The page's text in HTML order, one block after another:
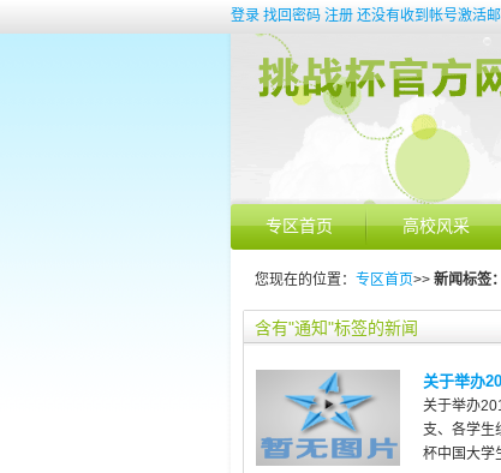
登录 找回密码 注册 还没有收到帐号激活邮
专区首页 高校风采
您现在的位置： 专区首页>> 新闻标签
含有"通知"标签的新闻
关于举办
关于举办
支、各学生
杯中国大学